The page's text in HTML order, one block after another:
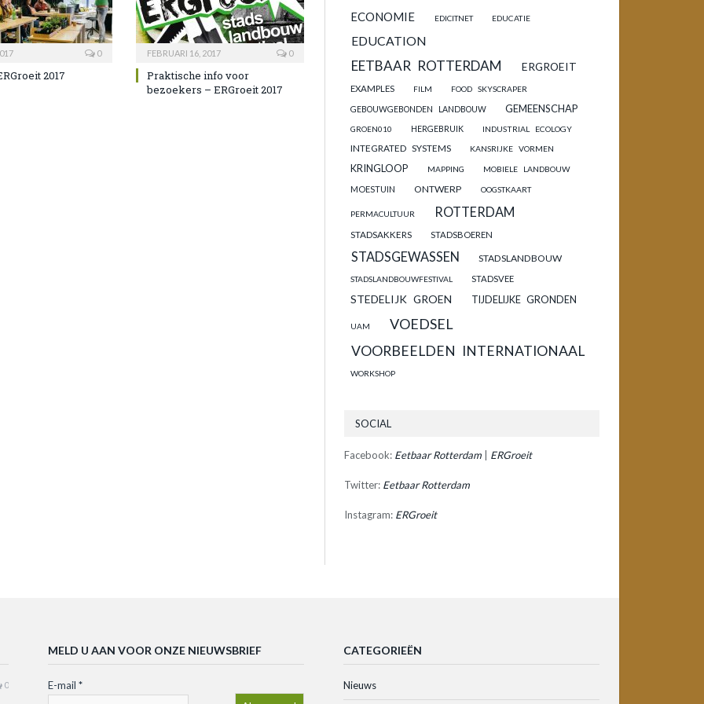
0
2017
FEBRUARI 16, 2017 0
Praktische info voor
bezoekers – ERGroeit 2017
ECONOMIE EDICITNET EDUCATIE
EDUCATION
EETBAAR ROTTERDAM ERGROEIT
EXAMPLES FILM FOOD SKYSCRAPER
GEBOUWGEBONDEN LANDBOUW GEMEENSCHAP
GROEN010 HERGEBRUIK INDUSTRIAL ECOLOGY
INTEGRATED SYSTEMS KANSRIJKE VORMEN
KRINGLOOP MAPPING MOBIELE LANDBOUW
MOESTUIN ONTWERP OOGSTKAART
PERMACULTUUR ROTTERDAM
STADSAKKERS STADSBOEREN
STADSGEWASSEN STADSLANDBOUW
STADSLANDBOUWFESTIVAL STADSVEE
STEDELIJK GROEN TIJDELIJKE GRONDEN
UAM VOEDSEL
VOORBEELDEN INTERNATIONAAL
WORKSHOP
SOCIAL
Facebook: Eetbaar Rotterdam ERGroeit
Twitter: Eetbaar Rotterdam
Instagram: ERGroeit
0
MELD U AAN VOOR ONZE NIEUWSBRIEF
E-mail *
CATEGORIEËN
Nieuws